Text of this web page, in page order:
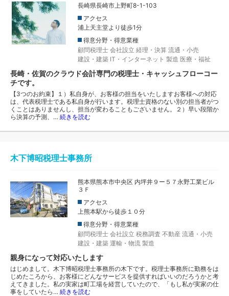
長崎県長崎市上野町8-1-103
アクセス
浦上天主堂より徒歩1分
得意分野・得意業種
顧問税理士 会社設立 経理・決算 流通・小売
建設・建築 IT・インターネット 製造 医療・福祉
長崎・佐賀のクラウド会計専門の税理士・キャッシュフローコー
チです。
【3つのお約束】１）私自身が、お客様の担当をいたしますお客様への対応
は、代表税理士である私自身が行います。税理士資格のない別の担当者がつ
くことはありませんし、担当が変わることもございません。２）早い段階か
ら決算の予測、… 続きを読む
木下博昭税理士事務所
熊本県熊本市中央区 内坪井９ー５７永野工業ビル
３Ｆ
アクセス
上熊本駅から徒歩１０分
得意分野・得意業種
顧問税理士 会社設立 税務調査 不動産 流通・小売
建設・建築 運輸・物流 製造
親身になって対応いたします
はじめまして。木下博昭税理士事務所の木下です。税理士事務所に勤務をは
じめたころから、お客様にどんなサービスを提供すればいいのだろうかと考
えてきました。私の実家は町工場を経営していたので、「もし私が実家の仕
事をしていたら… 続きを読む